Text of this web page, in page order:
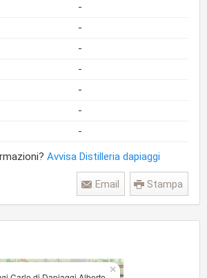
-
-
-
-
-
-
-
Avvisa Distilleria dapiaggi
Stampa
Email
×